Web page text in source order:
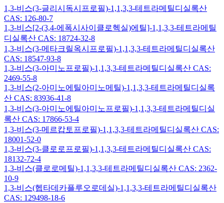
1,3-비스(3-글리시독시프로필)-1,1,3,3-테트라메틸디실록산
CAS: 126-80-7
1,3-비스[2-(3,4-에폭시사이클로헥실)에틸]-1,1,3,3-테트라메틸
디실록산 CAS: 18724-32-8
1,3-비스(3-메타크릴옥시프로필)-1,1,3,3-테트라메틸디실록산
CAS: 18547-93-8
1,3-비스(3-아미노프로필)-1,1,3,3-테트라메틸디실록산 CAS:
2469-55-8
1,3-비스(2-아미노에틸아미노메틸)-1,1,3,3-테트라메틸디실록
산 CAS: 83936-41-8
1,3-비스(3-아미노에틸아미노프로필)-1,1,3,3-테트라메틸디실
록산 CAS: 17866-53-4
1,3-비스(3-메르캅토프로필)-1,1,3,3-테트라메틸디실록산 CAS:
18001-52-0
1,3-비스(3-클로로프로필)-1,1,3,3-테트라메틸디실록산 CAS:
18132-72-4
1,3-비스(클로로메틸)-1,1,3,3-테트라메틸디실록산 CAS: 2362-
10-9
1,3-비스(헵타데카플루오로데실)-1,1,3,3-테트라메틸디실록산
CAS: 129498-18-6